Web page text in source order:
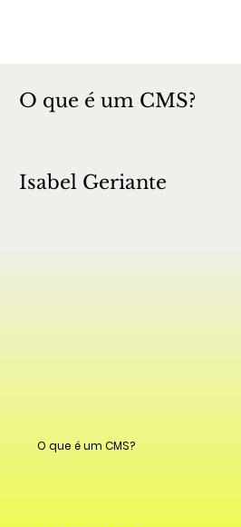
O que é um CMS?
Isabel Geriante
O que é um CMS?